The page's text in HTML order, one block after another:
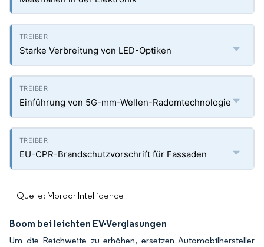
Starke Verbreitung von LED-Optiken
Einführung von 5G-mm-Wellen-Radomtechnologie
EU-CPR-Brandschutzvorschrift für Fassaden
Quelle: Mordor Intelligence
Boom bei leichten EV-Verglasungen
Um die Reichweite zu erhöhen, ersetzen Automobilhersteller